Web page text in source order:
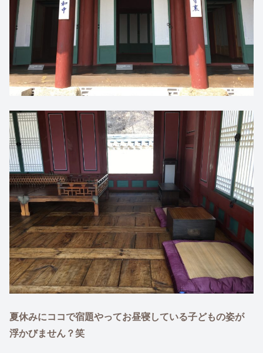
夏休みにココで宿題やってお昼寝している子どもの姿が
浮かびません？笑